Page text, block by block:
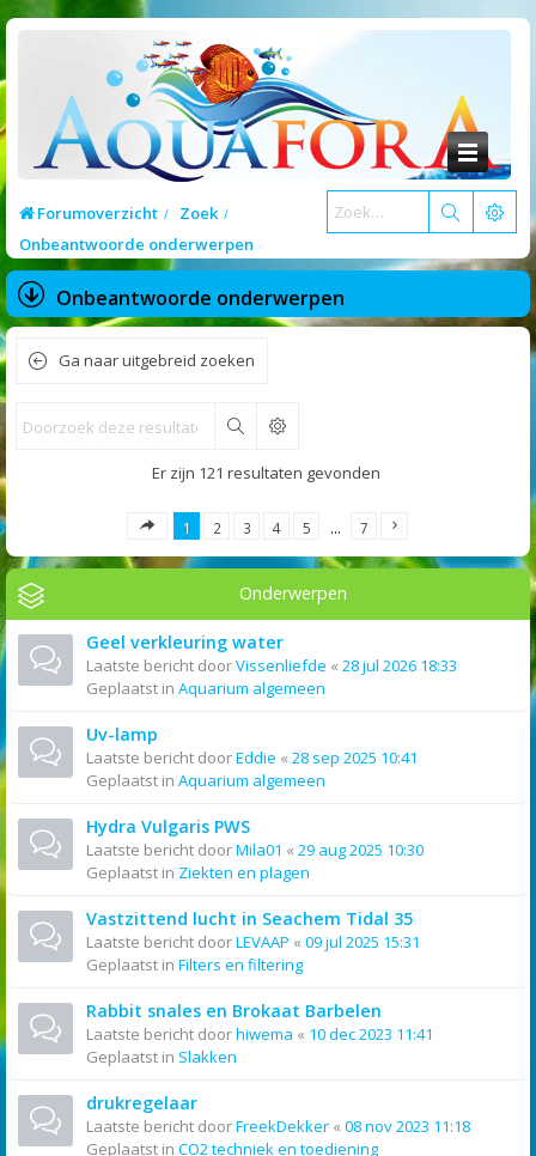
Forumoverzicht
Zoek
Onbeantwoorde onderwerpen
Onbeantwoorde onderwerpen
Ga naar uitgebreid zoeken
Zoek
Er zijn 121 resultaten gevonden
1 2 3 4 5 … 7
Onderwerpen
Geel verkleuring water
Laatste bericht doorVissenliefde « 28 jul 2026 18:33
Geplaatst in Aquarium algemeen
Uv-lamp
Laatste bericht doorEddie « 28 sep 2025 10:41
Geplaatst in Aquarium algemeen
Hydra Vulgaris PWS
Laatste bericht doorMila01 « 29 aug 2025 10:30
Geplaatst in Ziekten en plagen
Vastzittend lucht in Seachem Tidal 35
Laatste bericht doorLEVAAP « 09 jul 2025 15:31
Geplaatst in Filters en filtering
Rabbit snales en Brokaat Barbelen
Laatste bericht doorhiwema « 10 dec 2023 11:41
Geplaatst in Slakken
drukregelaar
Laatste bericht doorFreekDekker « 08 nov 2023 11:18
Geplaatst in CO2 techniek en toediening